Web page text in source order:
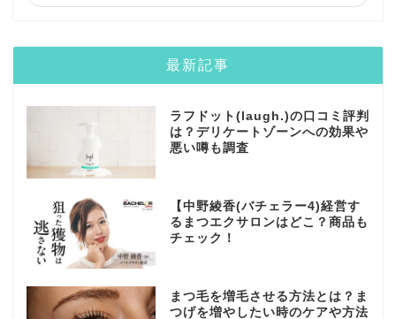
最新記事
ラフドット(laugh.)の口コミ評判
は？デリケートゾーンへの効果や
悪い噂も調査
【中野綾香(バチェラー4)経営す
るまつエクサロンはどこ？商品も
チェック！
まつ毛を増毛させる方法とは？ま
つげを増やしたい時のケアや方法